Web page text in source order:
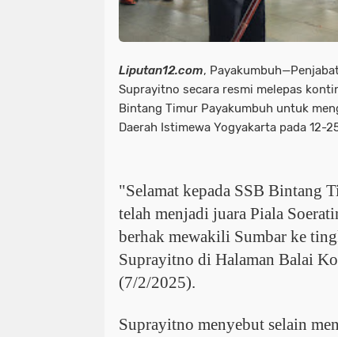
Liputan12.com,
Suprayitno secara resmi melepas
Bintang Timur Payakumbuh untuk
Daerah Istimewa Yogyakarta pada 12-
"Selamat kepada SSB Bintang
telah menjadi juara Piala
berhak mewakili Sumbar ke
Suprayitno di Halaman Balai
(7/2/2025).
Suprayitno menyebut selain